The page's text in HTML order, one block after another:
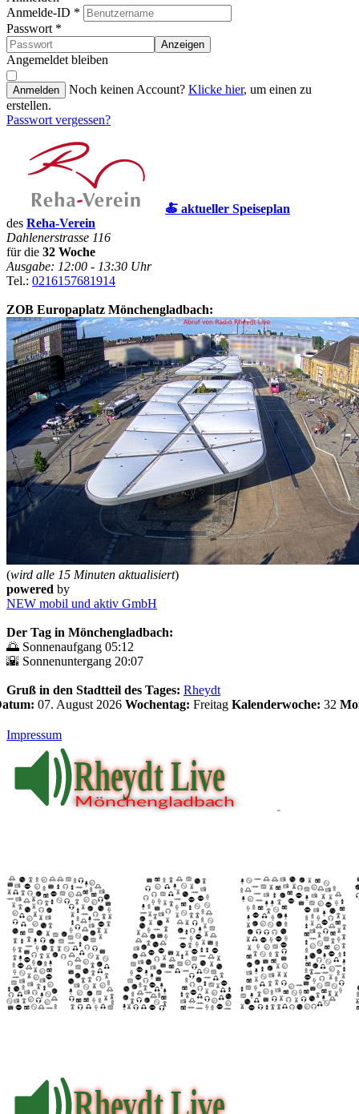
Anmelde-ID *
Passwort *
Anzeigen
Angemeldet bleiben
Anmelden Noch keinen Account? Klicke hier, um einen zu
erstellen.
Passwort vergessen?
🍝 aktueller Speiseplan
des Reha-Verein
Dahlenerstrasse 116
für die 32 Woche
Ausgabe: 12:00 - 13:30 Uhr
Tel.: 0216157681914
ZOB Europaplatz Mönchengladbach:
(wird alle 15 Minuten aktualisiert)
powered by
NEW mobil und aktiv GmbH
Der Tag in Mönchengladbach:
🌅 Sonnenaufgang 05:12
🌇 Sonnenuntergang 20:07
Gruß in den Stadtteil des Tages: Rheydt
07. August 2026 Wochentag: Freitag Kalenderwoche: 32
Impressum